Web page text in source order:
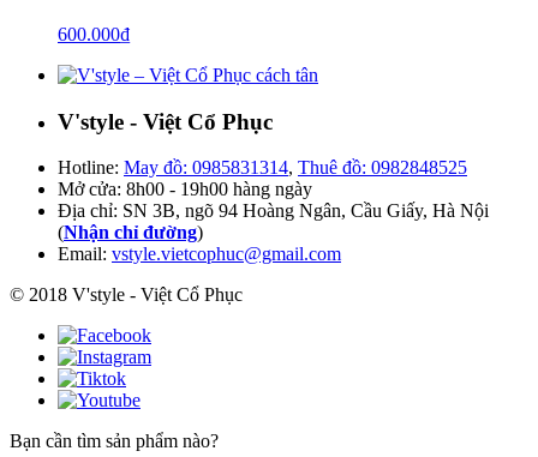
600.000₫
V'style - Việt Cổ Phục
Hotline: May đồ: 0985831314, Thuê đồ: 0982848525
Mở cửa: 8h00 - 19h00 hàng ngày
Địa chỉ: SN 3B, ngõ 94 Hoàng Ngân, Cầu Giấy, Hà Nội
(Nhận chỉ đường)
Email: vstyle.vietcophuc@gmail.com
© 2018 V'style - Việt Cổ Phục
Bạn cần tìm sản phẩm nào?